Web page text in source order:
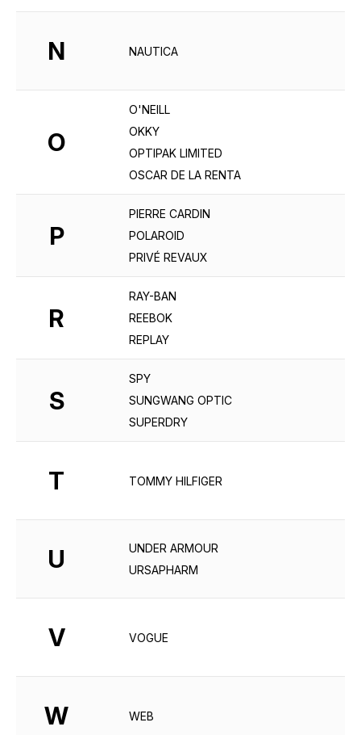
N NAUTICA
O
O'NEILL
OKKY
OPTIPAK LIMITED
OSCAR DE LA RENTA
P
PIERRE CARDIN
POLAROID
PRIVÉ REVAUX
R
RAY-BAN
REEBOK
REPLAY
S
SPY
SUNGWANG OPTIC
SUPERDRY
T TOMMY HILFIGER
U
UNDER ARMOUR
URSAPHARM
V VOGUE
W WEB